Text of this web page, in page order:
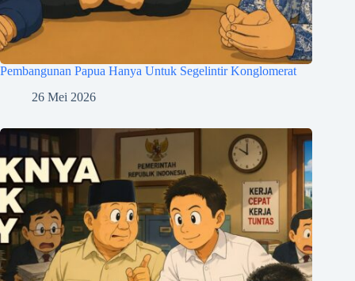
Pembangunan Papua Hanya Untuk Segelintir Konglomerat
26 Mei 2026